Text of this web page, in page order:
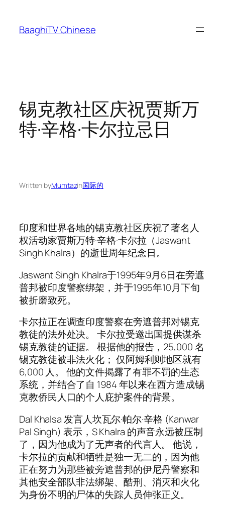
content
BaaghiTV Chinese
锡克教社区庆祝贾斯万
特·辛格·卡尔拉忌日
Written byMumtazin国际的
印度和世界各地的锡克教社区庆祝了著名人
权活动家贾斯万特·辛格·卡尔拉（Jaswant
Singh Khalra）的逝世周年纪念日。
Jaswant Singh Khalra于1995年9月6日在旁遮
普邦被印度警察绑架，并于1995年10月下旬
被折磨致死。
卡尔拉正在调查印度警察在旁遮普邦对锡克
教徒的法外处决。 卡尔拉受邀出国提供谋杀
锡克教徒的证据。 根据他的报告，25,000 名
锡克教徒被非法火化； 仅阿姆利则地区就有
6,000 人。 他的文件揭露了有罪不罚的生态
系统，并结合了自 1984 年以来在西方造成锡
克教侨民人口的个人庇护案件的背景。
Dal Khalsa 发言人坎瓦尔·帕尔·辛格 (Kanwar
Pal Singh) 表示，S Khalra 的声音永远被压制
了，因为他成为了无声者的代言人。 他说，
卡尔拉的贡献和牺牲是独一无二的，因为他
正在努力为那些被旁遮普邦的伊尼丹警察和
其他安全部队非法绑架、酷刑、消灭和火化
为身份不明的尸体的失踪人员伸张正义。